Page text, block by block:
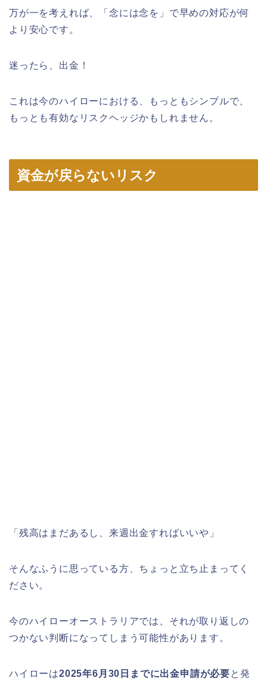
万が一を考えれば、「念には念を」で早めの対応が何
より安心です。
迷ったら、出金！
これは今のハイローにおける、もっともシンプルで、
もっとも有効なリスクヘッジかもしれません。
資金が戻らないリスク
「残高はまだあるし、来週出金すればいいや」
そんなふうに思っている方、ちょっと立ち止まってく
ださい。
今のハイローオーストラリアでは、それが取り返しの
つかない判断になってしまう可能性があります。
ハイローは2025年6月30日までに出金申請が必要と発